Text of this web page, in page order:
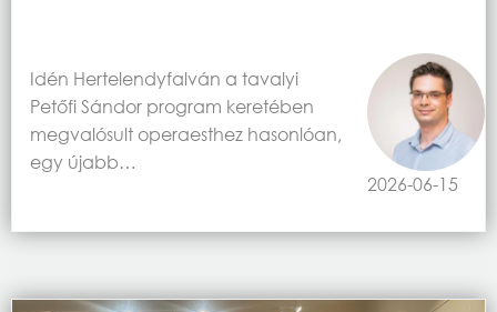
2026-06-15
Idén Hertelendyfalván a tavalyi
Petőfi Sándor program keretében
megvalósult operaesthez hasonlóan,
egy újabb…